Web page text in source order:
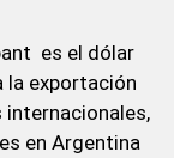
es el dólar
la exportación
en Argentina